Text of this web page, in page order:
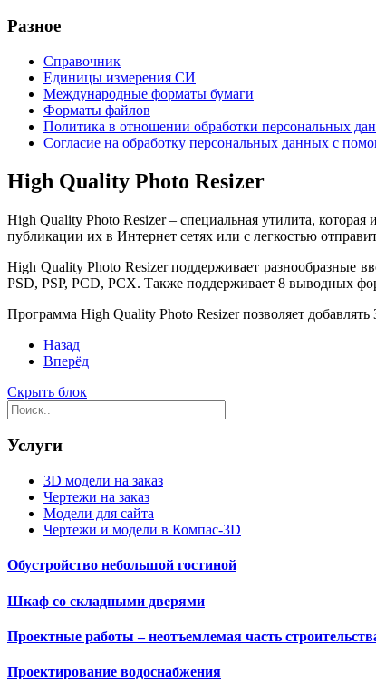
Разное
Справочник
Единицы измерения СИ
Международные форматы бумаги
Форматы файлов
Политика в отношении обработки персональных
Согласие на обработку персональных данных с
High Quality Photo Resizer
High Quality Photo Resizer – специальная утилита,
публикации их в Интернет сетях или с легкостью
High Quality Photo Resizer поддерживает
PSD, PSP, PCD, PCX. Также поддерживает 8 выводных
Программа High Quality Photo Resizer позволяет
Назад
Вперёд
Скрыть блок
Услуги
3D модели на заказ
Чертежи на заказ
Модели для сайта
Чертежи и модели в Компас-3D
Обустройство небольшой гостиной
Шкаф со складными дверями
Проектные работы – неотъемлемая часть
Проектирование водоснабжения